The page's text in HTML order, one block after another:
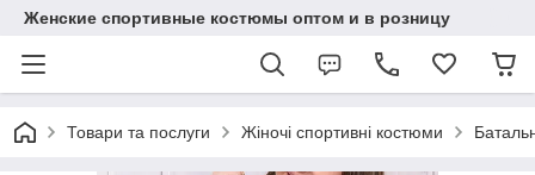
Женские спортивные костюмы оптом и в розницу
Товари та послуги Жіночі спортивні костюми